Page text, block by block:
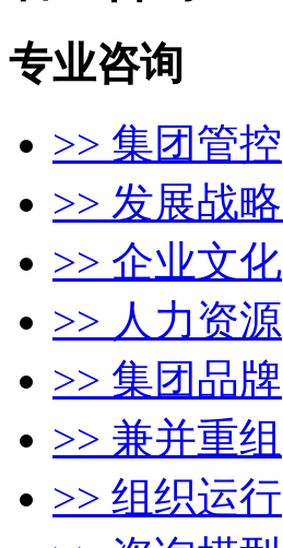
专业咨询
>> 集团管控
>> 发展战
>> 企业文化
>> 人力资源
>> 集团品牌
>> 兼并重组
>> 组织运行